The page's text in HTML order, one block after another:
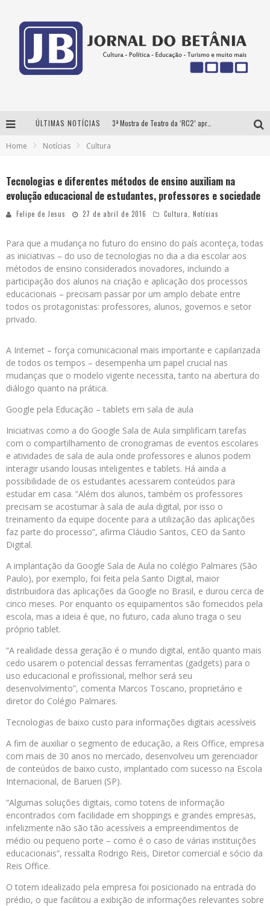
ÚLTIMAS NOTÍCIAS 3ª Mostra de Teatro da ‘RC2’ apresenta ‘seis espetáculos’ imperdíveis para o público ‘infantil e adulto’ assistir no conforto de casa pelo canal do Youtube
‘AS NOITES MAL DORMIDAS DE CAIO JOCHEM’ é a nova obra do escritor mineiro Raphael Juliano
Home Notícias Cultura
Tecnologias e diferentes métodos de ensino auxiliam na
evolução educacional de estudantes, professores e sociedade
Felipe de Jesus 27 de abril de 2016 Cultura Notícias
Para que a mudança no futuro do ensino do país aconteça, todas
as iniciativas – do uso de tecnologias no dia a dia escolar aos
métodos de ensino considerados inovadores, incluindo a
participação dos alunos na criação e aplicação dos processos
educacionais – precisam passar por um amplo debate entre
todos os protagonistas: professores, alunos, governos e setor
privado.
A Internet – força comunicacional mais importante e capilarizada
de todos os tempos – desempenha um papel crucial nas
mudanças que o modelo vigente necessita, tanto na abertura do
diálogo quanto na prática.
Google pela Educação – tablets em sala de aula
Iniciativas como a do Google Sala de Aula simplificam tarefas
com o compartilhamento de cronogramas de eventos escolares
e atividades de sala de aula onde professores e alunos podem
interagir usando lousas inteligentes e tablets. Há ainda a
possibilidade de os estudantes acessarem conteúdos para
estudar em casa. “Além dos alunos, também os professores
precisam se acostumar à sala de aula digital, por isso o
treinamento da equipe docente para a utilização das aplicações
faz parte do processo”, afirma Cláudio Santos, CEO da Santo
Digital.
A implantação da Google Sala de Aula no colégio Palmares (São
Paulo), por exemplo, foi feita pela Santo Digital, maior
distribuidora das aplicações da Google no Brasil, e durou cerca de
cinco meses. Por enquanto os equipamentos são fornecidos pela
escola, mas a ideia é que, no futuro, cada aluno traga o seu
próprio tablet.
“A realidade dessa geração é o mundo digital, então quanto mais
cedo usarem o potencial dessas ferramentas (gadgets) para o
uso educacional e profissional, melhor será seu
desenvolvimento”, comenta Marcos Toscano, proprietário e
diretor do Colégio Palmares.
Tecnologias de baixo custo para informações digitais acessíveis
A fim de auxiliar o segmento de educação, a Reis Office, empresa
com mais de 30 anos no mercado, desenvolveu um gerenciador
de conteúdos de baixo custo, implantado com sucesso na Escola
Internacional, de Barueri (SP).
“Algumas soluções digitais, como totens de informação
encontrados com facilidade em shoppings e grandes empresas,
infelizmente não são tão acessíveis a empreendimentos de
médio ou pequeno porte – como é o caso de várias instituições
educacionais”, ressalta Rodrigo Reis, Diretor comercial e sócio da
Reis Office.
O totem idealizado pela empresa foi posicionado na entrada do
prédio, o que facilitou a exibição de informações relevantes sobre